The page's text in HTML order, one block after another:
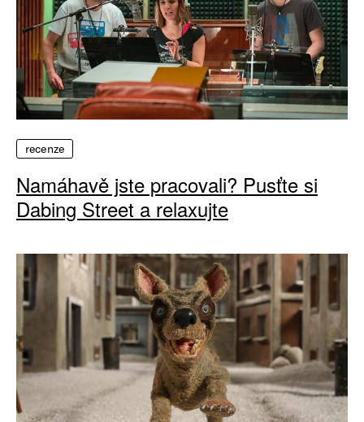
recenze
Namáhavě jste pracovali? Pusťte si
Dabing Street a relaxujte